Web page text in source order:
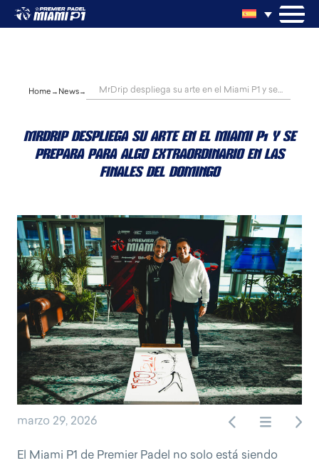
Skip
Home News
MrDrip despliega su arte en el Miami P1 y se
MRDRIP DESPLIEGA SU ARTE EN EL MIAMI P1 Y SE
PREPARA PARA ALGO EXTRAORDINARIO EN LAS
FINALES DEL DOMINGO
marzo 29, 2026
de
El Miami P1 de Premier Padel no solo está siendo